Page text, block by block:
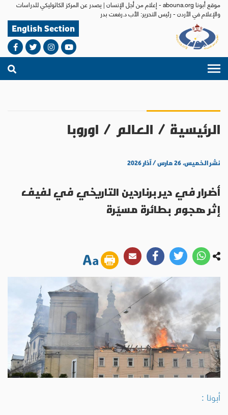
موقع أبونا abouna.org - إعلام من أجل الإنسان | يصدر عن المركز الكاثوليكي للدراسات
والإعلام في الأردن - رئيس التحرير: الأب د.رفعت بدر
English Section
الرئيسية / العالم / اوروبا
نشر الخميس، ٢٦ مارس / آذار ٢٠٢٦
أضرار في دير برناردين التاريخي في لفيف
إثر هجوم بطائرة مسيّرة
أبونا :